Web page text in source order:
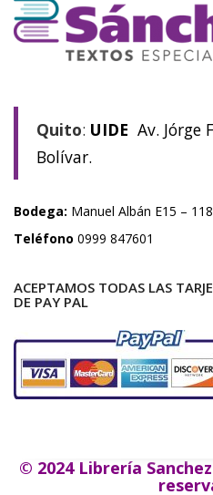
Quito: UIDE Av. Jórge
Bolívar.
Bodega: Manuel Albán E15 –
Teléfono 0999 847601
ACEPTAMOS TODAS LAS
DE PAY PAL
© 2024 Librería